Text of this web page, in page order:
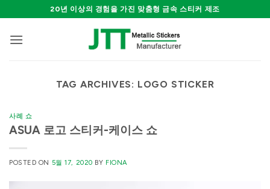
to
content
20년 이상의 경험을 가진 맞춤형 금속 스티커 제조
TAG ARCHIVES: LOGO STICKER
사례 쇼
ASUA 로고 스티커-케이스 쇼
POSTED ON 5월 17, 2020 BY FIONA